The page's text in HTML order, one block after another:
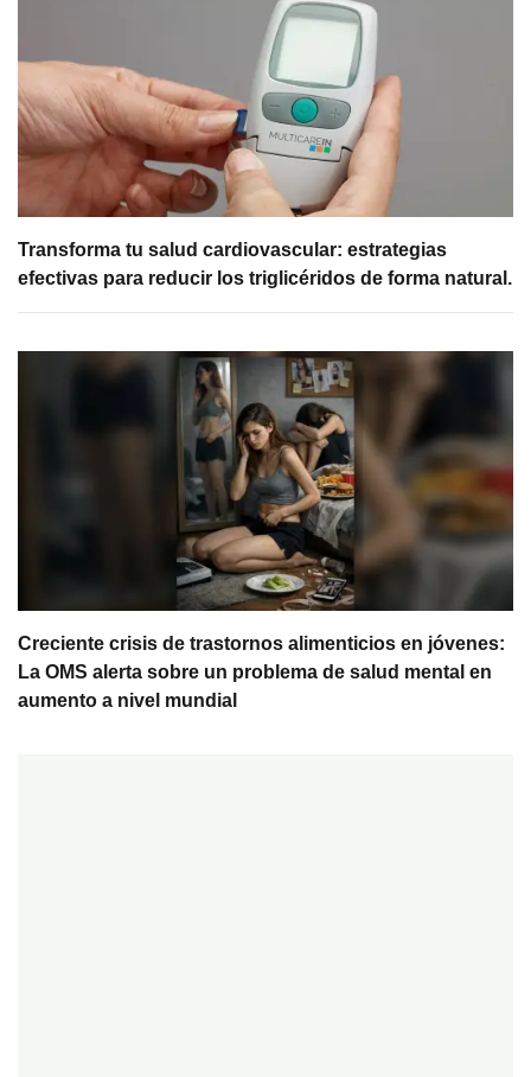
Transforma tu salud cardiovascular: estrategias
efectivas para reducir los triglicéridos de forma natural.
Creciente crisis de trastornos alimenticios en jóvenes:
La OMS alerta sobre un problema de salud mental en
aumento a nivel mundial